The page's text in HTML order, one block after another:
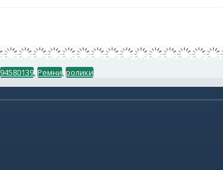
94580139,Ремни,ролики